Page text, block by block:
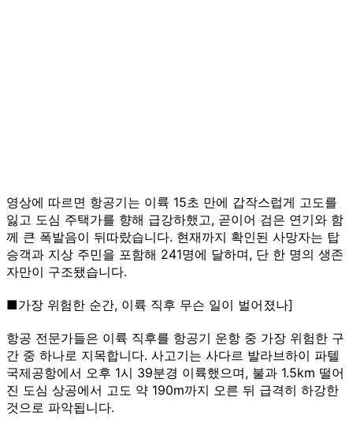
영상에 따르면 항공기는 이륙 15초 만에 갑작스럽게 고도를
잃고 도심 주택가를 향해 급강하했고, 곧이어 검은 연기와 함
께 큰 폭발음이 뒤따랐습니다. 현재까지 확인된 사망자는 탑
승객과 지상 주민을 포함해 241명에 달하며, 단 한 명의 생존
자만이 구조됐습니다.
■가장 위험한 순간, 이륙 직후 무슨 일이 벌어졌나]
항공 전문가들은 이륙 직후를 항공기 운항 중 가장 위험한 구
간 중 하나로 지목합니다. 사고기는 사다르 발라브하이 파텔
국제공항에서 오후 1시 39분경 이륙했으며, 불과 1.5km 떨어
진 도심 상공에서 고도 약 190m까지 오른 뒤 급격히 하강한
것으로 파악됩니다.